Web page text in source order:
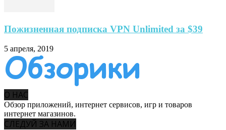
Пожизненная подписка VPN Unlimited за $39
5 апреля, 2019
О НАС
Обзор приложений, интернет сервисов, игр и товаров
интернет магазинов.
СЛЕДУЙ ЗА НАМИ